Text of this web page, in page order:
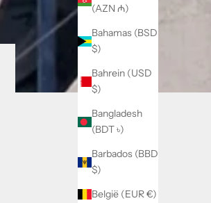
(AZN ₼)
Bahamas (BSD
$)
Bahrein (USD
$)
Bangladesh
(BDT ৳)
Barbados (BBD
$)
België (EUR €)